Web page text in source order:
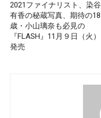
2021ファイナリスト、染谷
有香の秘蔵写真、期待の18
歳・小山璃奈も必見の
『FLASH』11月９日（火）
発売